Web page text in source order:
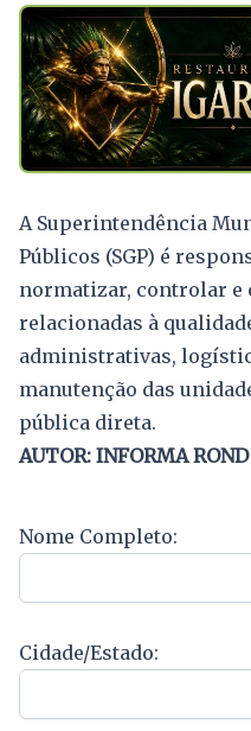
A Superintendência
Públicos (SGP) é
normatizar, controlar e
relacionadas à
administrativas,
manutenção das
pública direta.
AUTOR: INFORMA
Nome Completo:
Cidade/Estado: